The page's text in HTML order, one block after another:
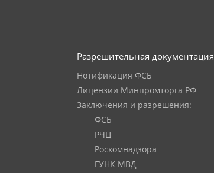
Разрешительная документация
Нотификация ФСБ
Лицензии Минпромторга РФ
Заключения и разрешения:
ФСБ
РЧЦ
Роскомнадзора
ГУНК МВД